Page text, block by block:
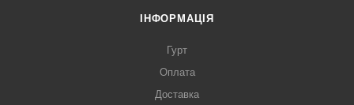
ІНФОРМАЦІЯ
Гурт
Оплата
Доставка